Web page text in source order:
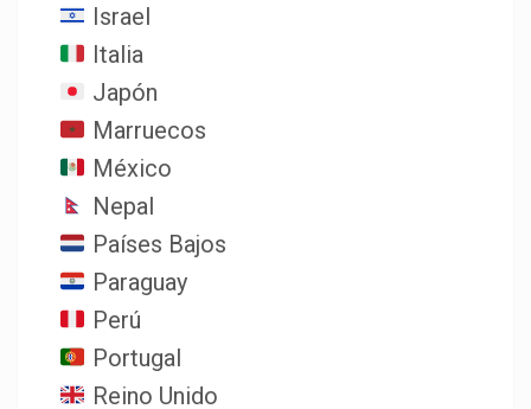
Israel
Italia
Japón
Marruecos
México
Nepal
Países Bajos
Paraguay
Perú
Portugal
Reino Unido